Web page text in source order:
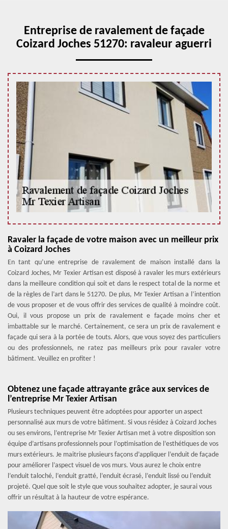
Entreprise de ravalement de façade
Coizard Joches 51270: ravaleur aguerri
Ravaler la façade de votre maison avec un meilleur prix
à Coizard Joches
En tant qu’une entreprise de ravalement de maison installé dans la
Coizard Joches, Mr Texier Artisan est disposé à ravaler les murs extérieurs
dans la meilleure condition qui soit et dans le respect total de la norme et
de la règles de l’art dans le 51270. De plus, Mr Texier Artisan a l’intention
de vous proposer et de vous offrir des services de qualité à moindre coût.
Oui, il vous propose un prix de ravalement e façade moins cher et
imbattable sur le marché. Certainement, ce sera un prix de ravalement e
façade qui sera à la portée de touts. Alors, que vous soyez des particuliers
ou des professionnels, ne ratez pas meilleurs prix pour ravaler votre
bâtiment. Veuillez en profiter !
Obtenez une façade attrayante grâce aux services de
l’entreprise Mr Texier Artisan
Plusieurs techniques peuvent être adoptées pour apporter un aspect
personnalisé aux murs de votre bâtiment. Si vous résidez à Coizard Joches
ou ses environs, l’entreprise Mr Texier Artisan met à votre disposition son
équipe d’artisans professionnels pour l’optimisation de l’esthétiques de vos
murs extérieurs. Je maitrise plusieurs façons d’appliquer l’enduit de façade
pour améliorer l’aspect visuel de vos murs. Vous aurez le choix entre
l’enduit taloché, l’enduit gratté, l’enduit écrasé, l’enduit lissé ou l’enduit
projeté. Quel que soit le style que vous souhaitez adopter, je saurai vous
offrir un résultat à la hauteur de votre espérance.